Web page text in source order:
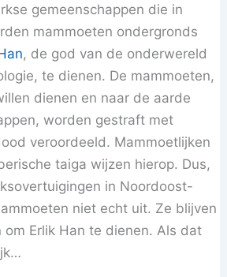
gemeenschappen die in
mammoeten ondergronds
, de god van de onderwereld
te dienen. De mammoeten,
dienen en naar de aarde
worden gestraft met
veroordeeld. Mammoetlijken
taiga wijzen hierop. Dus,
in Noordoost-
niet echt uit. Ze blijven
om Erlik Han te dienen. Als dat